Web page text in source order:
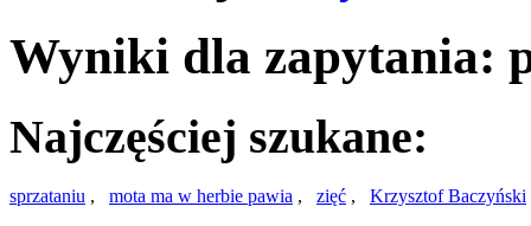
Wyniki dla zapytania:
Najczęściej szukane:
sprzataniu , mota ma w herbie pawia , zięć , Krzysztof Baczyński